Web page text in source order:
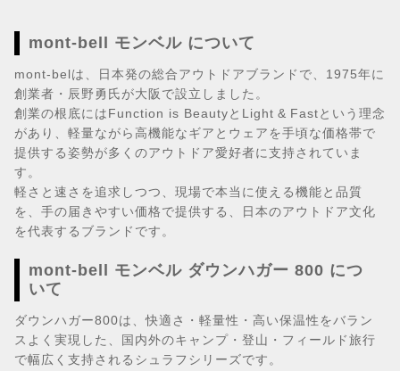
mont-bell モンベル について
mont-belは、日本発の総合アウトドアブランドで、1975年に
創業者・辰野勇氏が大阪で設立しました。
創業の根底にはFunction is BeautyとLight & Fastという理念
があり、軽量ながら高機能なギアとウェアを手頃な価格帯で
提供する姿勢が多くのアウトドア愛好者に支持されていま
す。
軽さと速さを追求しつつ、現場で本当に使える機能と品質
を、手の届きやすい価格で提供する、日本のアウトドア文化
を代表するブランドです。
mont-bell モンベル ダウンハガー 800 につ
いて
ダウンハガー800は、快適さ・軽量性・高い保温性をバラン
スよく実現した、国内外のキャンプ・登山・フィールド旅行
で幅広く支持されるシュラフシリーズです。